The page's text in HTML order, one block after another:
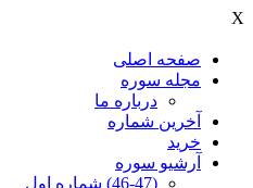
X
صفحه اصلی
مجله سوره
درباره ما
آخرين شماره
خرید
آرشیو سوره
(46-47) شماره اول